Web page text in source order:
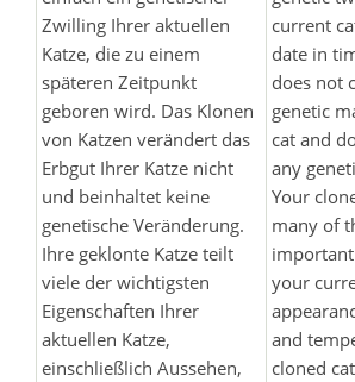
Zwilling Ihrer aktuellen
Katze, die zu einem
späteren Zeitpunkt
geboren wird. Das Klonen
von Katzen verändert das
Erbgut Ihrer Katze nicht
und beinhaltet keine
genetische Veränderung.
Ihre geklonte Katze teilt
viele der wichtigsten
Eigenschaften Ihrer
aktuellen Katze,
einschließlich Aussehen,
current
date in
does not
genetic
cat and
any
Your
many of
your
and
cloned